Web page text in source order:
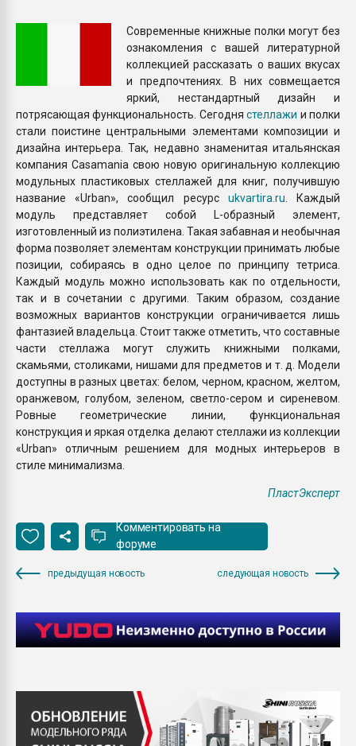
ПЕРЕЙТИ НА
Современные книжные полки могут без
ознакомления с вашей литературной
коллекцией рассказать о ваших вкусах
и предпочтениях. В них совмещается
яркий, нестандартный дизайн и
потрясающая функциональность. Сегоднястеллажи и полки
стали поистине центральными элементами композиции и
дизайна интерьера. Так, недавно знаменитая итальянская
компания Casamania свою новую оригинальную коллекцию
модульных пластиковых стеллажей для книг, получившую
название «Urban», сообщил ресурс ukvartira.ru . Каждый
модуль представляет собой L-образный элемент,
изготовленный из полиэтилена. Такая забавная и необычная
форма позволяет элементам конструкции принимать любые
позиции, собираясь в одно целое по принципу тетриса.
Каждый модуль можно использовать как по отдельности,
так и в сочетании с другими. Таким образом, создание
возможных вариантов конструкции ограничивается лишь
фантазией владельца. Стоит также отметить, что составные
части стеллажа могут служить книжными полками,
скамьями, столиками, нишами для предметов и т. д. Модели
доступны в разных цветах: белом, черном, красном, желтом,
оранжевом, голубом, зеленом, светло-сером и сиреневом.
Ровные геометрические линии, функциональная
конструкция и яркая отделка делают стеллажи из коллекции
«Urban» отличным решением для модных интерьеров в
стиле минимализма.
ПластЭксперт
Комментировать на
форуме
предыдущая новость следующая новость